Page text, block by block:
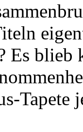
Es blieb
Tapete